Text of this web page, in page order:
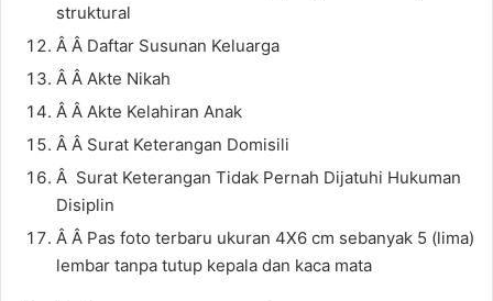
struktural
Â Â Daftar Susunan Keluarga
Â Â Akte Nikah
Â Â Akte Kelahiran Anak
Â Â Surat Keterangan Domisili
Â Surat Keterangan Tidak Pernah Dijatuhi Hukuman
Disiplin
Â Â Pas foto terbaru ukuran 4X6 cm sebanyak 5 (lima)
lembar tanpa tutup kepala dan kaca mata